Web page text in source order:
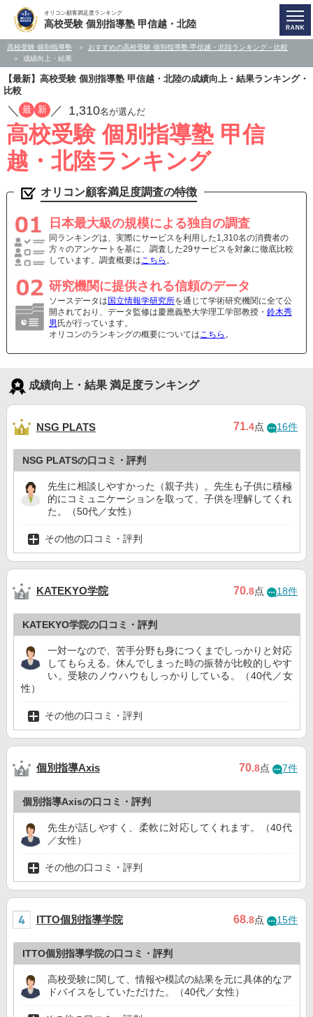
オリコン顧客満足度ランキング
高校受験 個別指導塾 甲信越・北陸
高校受験 個別指導塾
おすすめの高校受験 個別指導塾 甲信越・北陸ランキング・比較
成績向上・結果
【最新】高校受験 個別指導塾 甲信越・北陸の成績向上・結果ランキング・
比較
／ 最 新 ／ 1,310名が選んだ
高校受験 個別指導塾 甲信
越・北陸ランキング
オリコン顧客満足度調査の特徴
日本最大級の規模による独自の調査
同ランキングは、実際にサービスを利用した1,310名の消費者の
方々のアンケートを基に、調査した29サービスを対象に徹底比較
しています。調査概要はこちら 。
研究機関に提供される信頼のデータ
ソースデータは 国立情報学研究所を通じて学術研究機関に全て公
開されており、データ監修は慶應義塾大学理工学部教授・ 鈴木秀
男 氏が行っています。
オリコンのランキングの概要についてはこちら 。
成績向上・結果 満足度ランキング
NSG PLATS 71.4点 16件
NSG PLATSの口コミ・評判
先生に相談しやすかった（親子共）。先生も子供に積極
的にコミュニケーションを取って、子供を理解してくれ
た。（50代／女性）
その他の口コミ・評判
KATEKYO学院 70.8点 18件
KATEKYO学院の口コミ・評判
一対一なので、苦手分野も身につくまでしっかりと対応
してもらえる。休んでしまった時の振替が比較的しやす
い。受験のノウハウもしっかりしている。（40代／女
性）
その他の口コミ・評判
個別指導Axis 70.8点 7件
個別指導Axisの口コミ・評判
先生が話しやすく、柔軟に対応してくれます。（40代
／女性）
その他の口コミ・評判
ITTO個別指導学院 68.8点 15件
ITTO個別指導学院の口コミ・評判
高校受験に関して、情報や模試の結果を元に具体的なア
ドバイスをしていただけた。（40代／女性）